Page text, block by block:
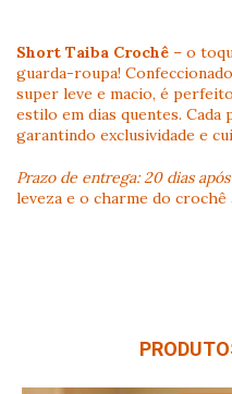
Short Taiba Crochê – o
guarda-roupa!
super leve e macio, é
estilo em dias quentes. Cada
garantindo exclusividade e
Prazo de entrega: 20 dias
leveza e o charme do